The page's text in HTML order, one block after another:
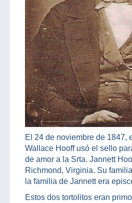
El 24 de noviembre de 1847,
Wallace Hooff usó el sello
de amor a la Srta. Jannett
Richmond, Virginia. Su
la familia de Jannett era
Estos dos tortolitos eran